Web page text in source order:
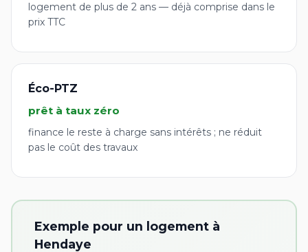
logement de plus de 2 ans — déjà comprise dans le
prix TTC
Éco-PTZ
prêt à taux zéro
finance le reste à charge sans intérêts ; ne réduit
pas le coût des travaux
Exemple pour un logement à
Hendaye